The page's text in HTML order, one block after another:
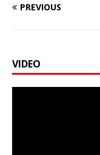
PREVIOUS
VIDEO